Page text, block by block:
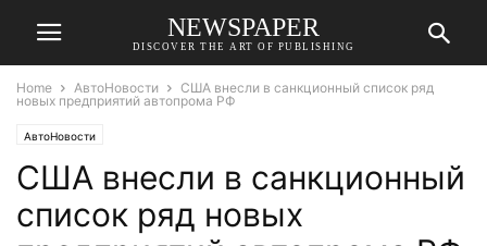
NEWSPAPER
DISCOVER THE ART OF PUBLISHING
Home АвтоНовости
США внесли в санкционный список ряд
новых предприятий автопрома РФ
АвтоНовости
США внесли в санкционный
список ряд новых